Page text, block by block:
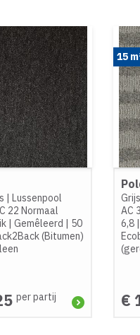
| Lussenpool
22 Normaal
| Gemêleerd | 50
(Bitumen)
per partij
15
Grijs
AC
6,8
€